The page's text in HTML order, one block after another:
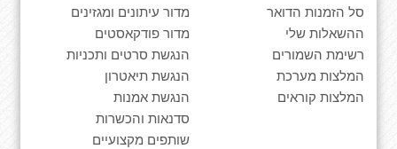
סל הזמנות הדואר
ההשאלות שלי
רשימת השמורים
המלצות מערכת
המלצות קוראים
מדור עיתונים ומגזינים
מדור פודקאסטים
הנגשת סרטים ותכניות
הנגשת תיאטרון
הנגשת אמנות
סדנאות והכשרות
שותפים מקצועיים